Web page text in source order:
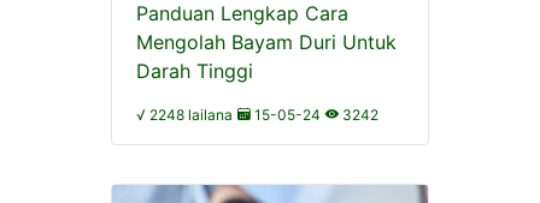
Panduan Lengkap Cara
Mengolah Bayam Duri Untuk
Darah Tinggi
√ 2248 lailana 15-05-24 3242